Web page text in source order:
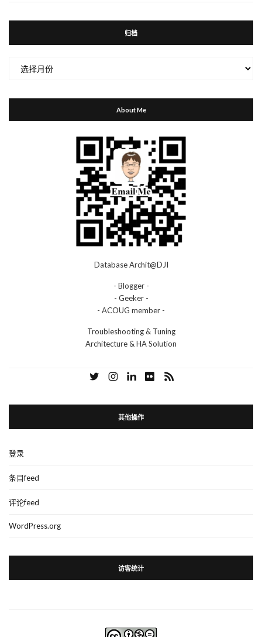
归档
About Me
Database Archit@DJI
- Blogger -
- Geeker -
- ACOUG member -
Troubleshooting & Tuning
Architecture & HA Solution
其他操作
登录
条目feed
评论feed
WordPress.org
访客统计